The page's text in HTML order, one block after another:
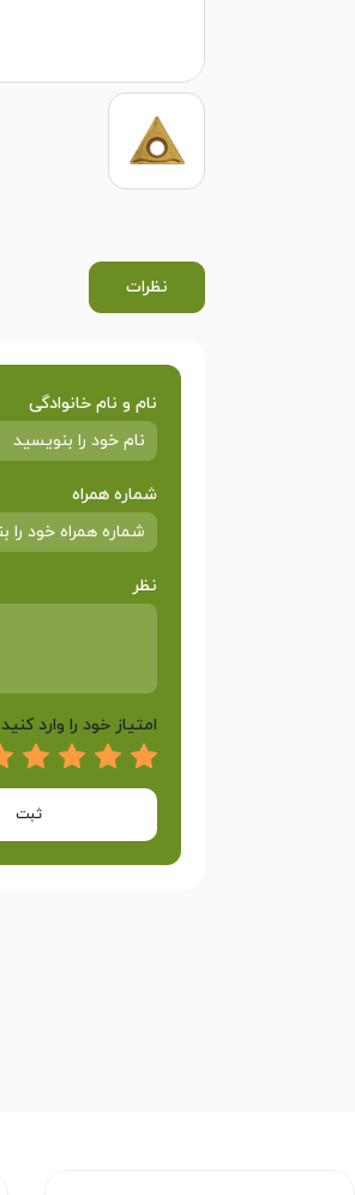
نظرات
نام و نام خانوادگی
شماره همراه
نظر
امتیاز خود را وارد کنید
ثبت